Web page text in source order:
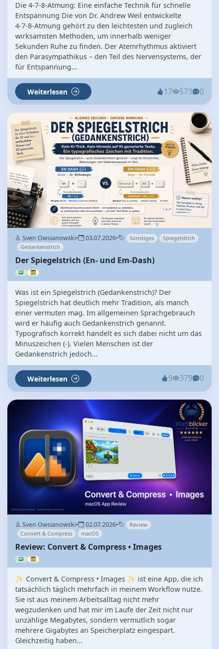
Die 4‑7‑8‑Atmung: Eine einfache Technik für schnelle
Entspannung Die von Dr. Andrew Weil entwickelte
4‑7‑8‑Atmung gehört zu den leichtesten und zugleich
wirksamsten Methoden, um innerhalb weniger
Sekunden Ruhe zu finden. Der Atemrhythmus aktiviert
den Parasympathikus – den Teil des Nervensystems, der
für Entspannung...
Weiterlesen 17 573 0
Sven Owsianowski• 03.07.2026• Sonstiges
Spiegelstrich
Gedankenstrich
Der Spiegelstrich (En- und Em-Dash)
Was ist ein Spiegelstrich (Gedankenstrich)? Der
Spiegelstrich hat deutlich mehr Tradition, als manch
einer vermuten mag. Im allgemeinen Sprachgebrauch
wird er häufig auch Gedankenstrich genannt.
Typografisch korrekt handelt es sich dabei nicht um das
Minuszeichen (-). Vielen Menschen ist der
Gedankenstrich jedoch...
Weiterlesen 9 379 0
Sven Owsianowski• 02.07.2026•
Review
Convert & Compress
macOS
Review: Convert & Compress • Images
✨ Convert & Compress • Images ✨ ist eine App, die ich
tatsächlich täglich mehrfach in meinem Workflow nutze.
Sie ist aus meinem Arbeitsalltag nicht mehr
wegzudenken und hat mir im Laufe der Zeit nicht nur
unzählige Megabytes, sondern vermutlich sogar
mehrere Gigabytes an Speicherplatz eingespart.
Gleichzeitig haben...